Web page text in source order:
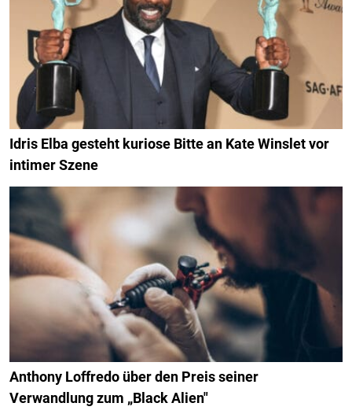
Idris Elba gesteht kuriose Bitte an Kate Winslet vor
intimer Szene
Anthony Loffredo über den Preis seiner
Verwandlung zum „Black Alien"